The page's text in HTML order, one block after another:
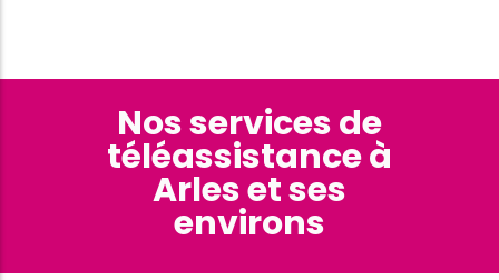
Nos services de
téléassistance à
Arles et ses
environs